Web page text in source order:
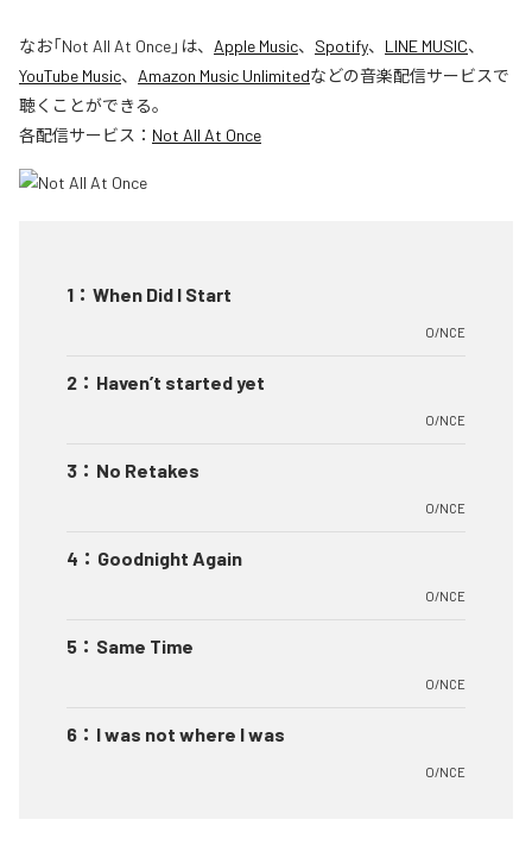
なお「Not All At Once」は、 Apple Music、 Spotify、 LINE MUSIC、
YouTube Music、 Amazon Music Unlimitedなどの音楽配信サービスで
聴くことができる。
各配信サービス： Not All At Once
1 ： When Did I Start
O/NCE
2 ： Haven’t started yet
O/NCE
3 ： No Retakes
O/NCE
4 ： Goodnight Again
O/NCE
5 ： Same Time
O/NCE
6 ： I was not where I was
O/NCE